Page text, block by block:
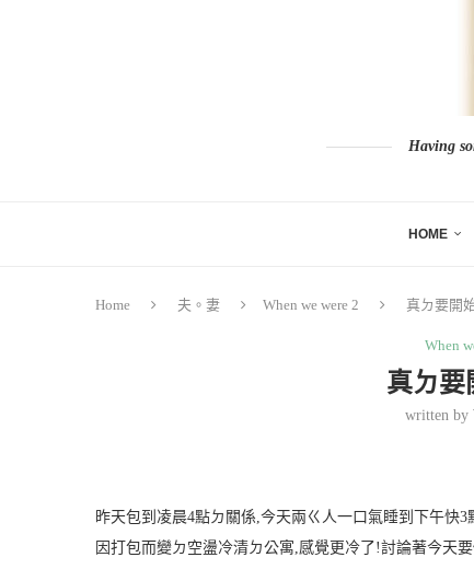
Having
HOME
Home 夫。妻 When we were 2 真ㄉ要開
When
真ㄉ要
written by
昨天包到凌晨4點ㄉ關係,今天兩ㄍ人一口氣睡到下午快3
因打包而變ㄉ空盪冷清ㄉ公寓,感覺更冷了!討論著今天